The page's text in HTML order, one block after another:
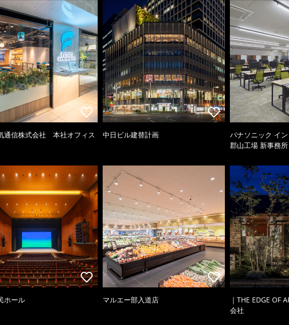
通信株式会社 本社オフィス 中日ビル建替計画
パナソニック イ
郡山工場 新事務所
ホール マルエー部入道店
｜THE EDGE OF
会社